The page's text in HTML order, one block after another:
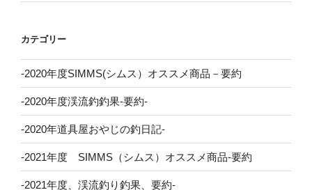
カテゴリー
-2020年度SIMMS(シムス）オススメ商品－要約
-2020年度渓流釣釣果-要約-
-2020年道具屋おやじの釣日記-
-2021年度 SIMMS（シムス）オススメ商品-要約
-2021年度、渓流釣り釣果、要約-